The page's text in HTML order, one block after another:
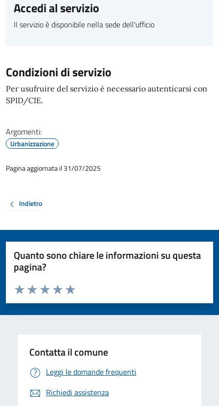
Accedi al servizio
Il servizio è disponibile nella sede dell'ufficio
Condizioni di servizio
Per usufruire del servizio è necessario autenticarsi con
SPID/CIE.
Argomenti:
Urbanizzazione
Pagina aggiornata il 31/07/2025
Indietro
Quanto sono chiare le informazioni su questa
pagina?
Valuta da 1 a 5 stelle la pagina
Valuta 5 stelle su 5
Valuta 4 stelle su 5
Valuta 3 stelle su 5
Valuta 2 stelle su 5
Valuta 1 stelle su 5
Contatta il comune
Leggi le domande frequenti
Richiedi assistenza